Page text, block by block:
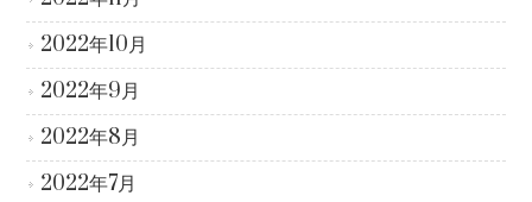
2022年10月
2022年9月
2022年8月
2022年7月